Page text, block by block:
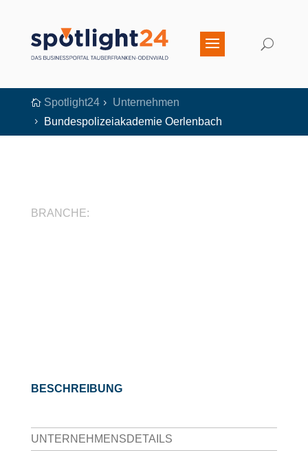
 Spotlight245 Unternehmen
5 Bundespolizeiakademie Oerlenbach
BRANCHE:
BESCHREIBUNG
UNTERNEHMENSDETAILS